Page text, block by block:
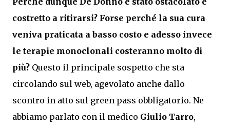
costretto a ritirarsi? Forse perché la sua cura
veniva praticata a basso costo e adesso invece
le terapie monoclonali costeranno molto di
più? Questo il principale sospetto che sta
circolando sul web, agevolato anche dallo
scontro in atto sul green pass obbligatorio. Ne
abbiamo parlato con il medico Giulio Tarro,